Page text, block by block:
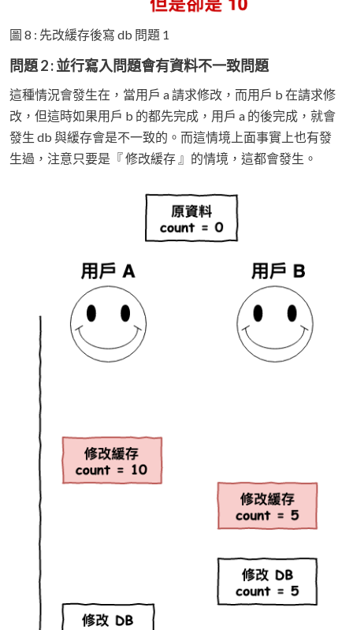
圖 8 : 先改緩存後寫 db 問題 1
問題 2 : 並行寫入問題會有資料不一致問題
這種情況會發生在，當用戶 a 請求修改，而用戶 b 在請求修
改，但這時如果用戶 b 的都先完成，用戶 a 的後完成，就會
發生 db 與緩存會是不一致的。而這情境上面事實上也有發
生過，注意只要是『 修改緩存 』的情境，這都會發生。